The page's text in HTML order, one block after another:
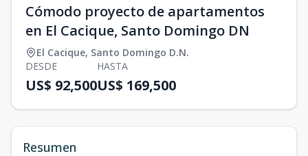
Cómodo proyecto de apartamentos
en El Cacique, Santo Domingo DN
El Cacique, Santo Domingo D.N.
DESDE
US$ 92,500
HASTA
US$ 169,500
Resumen